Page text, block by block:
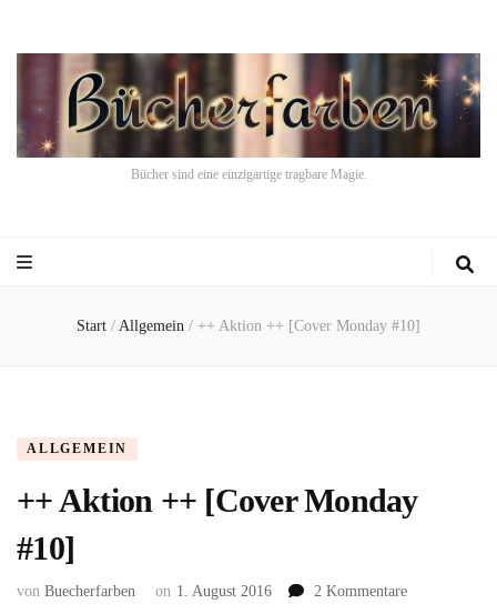
Bücher sind eine einzigartige tragbare Magie.
Start / Allgemein / ++ Aktion ++ [Cover Monday #10]
ALLGEMEIN
++ Aktion ++ [Cover Monday
#10]
von Buecherfarben on 1. August 2016 2 Kommentarezu